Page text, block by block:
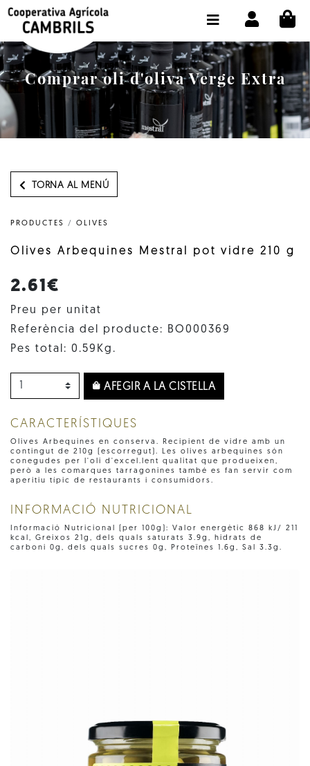
Comprar oli d'oliva Verge Extra
TORNA AL MENÚ
PRODUCTES / OLIVES
Olives Arbequines Mestral pot vidre 210 g
2.61€
Preu per unitat
Referència del producte: BO000369
Pes total: 0.59Kg.
AFEGIR A LA CISTELLA
CARACTERÍSTIQUES
Olives Arbequines en conserva. Recipient de vidre amb un
contingut de 210g (escorregut). Les olives arbequines són
conegudes per l'oli d'excel.lent qualitat que produeixen,
però a les comarques tarragonines també es fan servir com
aperitiu típic de restaurants i consumidors.
INFORMACIÓ NUTRICIONAL
Informació Nutricional (per 100g): Valor energètic 868 kJ/ 211
kcal, Greixos 21g, dels quals saturats 3.9g, hidrats de
carboni 0g, dels quals sucres 0g, Proteïnes 1.6g, Sal 3.3g.
BOTIGA COMPRA ONLINE
LA COOPERATIVA
OLEOTOUR
PRODUCTES
EL NOSTRE OLI
SELECCIONAR IDIOMA: CAT